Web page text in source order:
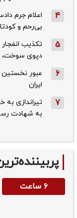
4
اعلام جرم
بی‌رحم و کودتای دی‌ ۱۴۰۴
5
تکذیب
دپوی سوخت،
6
عبور نخستین
ایران
7
تیراندازی به
به شهادت
۶ ساعت